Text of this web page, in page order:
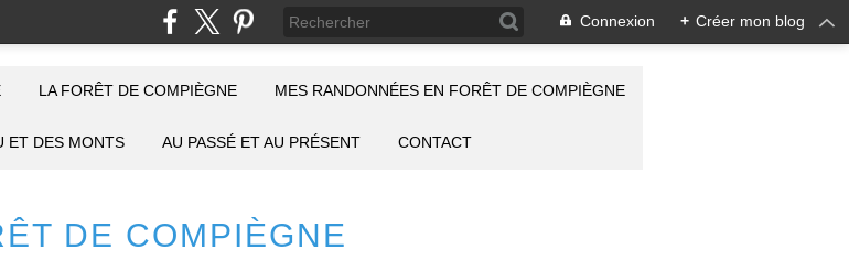
Connexion + Créer mon blog
DE COMPIÈGNE
LA FORÊT DE COMPIÈGNE MES RANDONNÉES EN FORÊT DE COMPIÈGNE
ET DES MONTS AU PASSÉ ET AU PRÉSENT CONTACT